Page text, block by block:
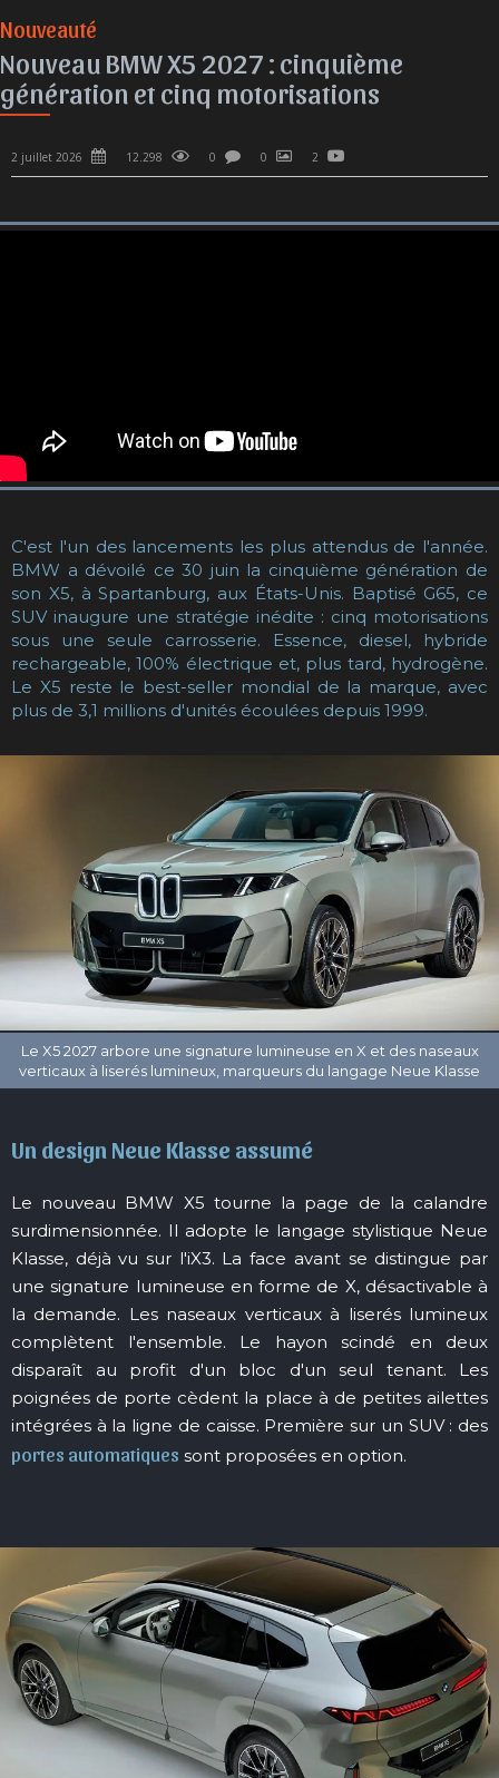
Nouveauté
Nouveau BMW X5 2027 : cinquième
génération et cinq motorisations
2 juillet 2026 12.298 0 0 2
C'est l'un des lancements les plus attendus de l'année.
BMW a dévoilé ce 30 juin la cinquième génération de
son X5, à Spartanburg, aux États-Unis. Baptisé G65, ce
SUV inaugure une stratégie inédite : cinq motorisations
sous une seule carrosserie. Essence, diesel, hybride
rechargeable, 100% électrique et, plus tard, hydrogène.
Le X5 reste le best-seller mondial de la marque, avec
plus de 3,1 millions d'unités écoulées depuis 1999.
Un design Neue Klasse assumé
Le nouveau BMW X5 tourne la page de la calandre
surdimensionnée. Il adopte le langage stylistique Neue
Klasse, déjà vu sur l'iX3. La face avant se distingue par
une signature lumineuse en forme de X, désactivable à
la demande. Les naseaux verticaux à liserés lumineux
complètent l'ensemble. Le hayon scindé en deux
disparaît au profit d'un bloc d'un seul tenant. Les
poignées de porte cèdent la place à de petites ailettes
intégrées à la ligne de caisse. Première sur un SUV : des
portes automatiques sont proposées en option.